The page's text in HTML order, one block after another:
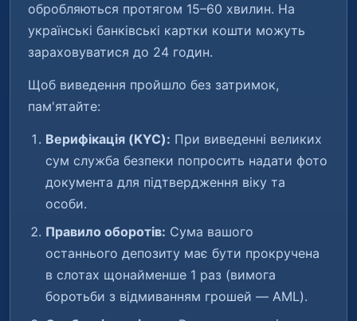
обробляються протягом 15–60 хвилин. На
українські банківські картки кошти можуть
зараховуватися до 24 годин.
Щоб виведення пройшло без затримок,
пам'ятайте:
Верифікація (KYC): При виведенні великих
сум служба безпеки попросить надати фото
документа для підтвердження віку та
особи.
Правило оборотів: Сума вашого
останнього депозиту має бути прокручена
в слотах щонайменше 1 раз (вимога
боротьби з відмиванням грошей — AML).